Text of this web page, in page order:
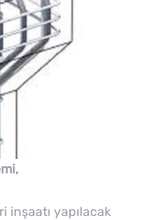
inşaatı yapılacak